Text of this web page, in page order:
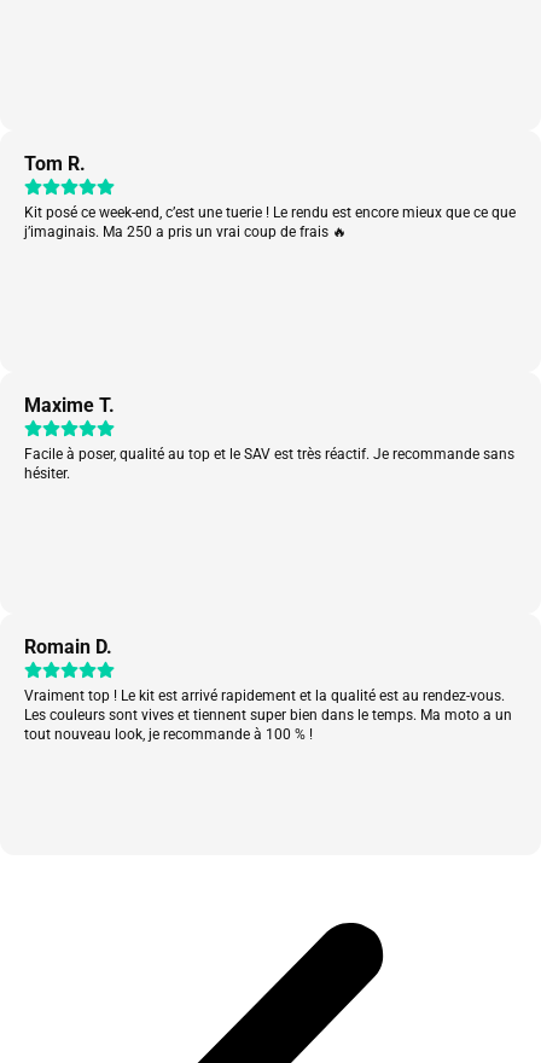
Tom R.
Kit posé ce week-end, c’est une tuerie ! Le rendu est encore mieux que ce que
j’imaginais. Ma 250 a pris un vrai coup de frais 🔥
Maxime T.
Facile à poser, qualité au top et le SAV est très réactif. Je recommande sans
hésiter.
Romain D.
Vraiment top ! Le kit est arrivé rapidement et la qualité est au rendez-vous.
Les couleurs sont vives et tiennent super bien dans le temps. Ma moto a un
tout nouveau look, je recommande à 100 % !